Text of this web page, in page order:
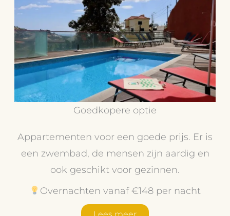
Goedkopere optie
Appartementen voor een goede prijs. Er is
een zwembad, de mensen zijn aardig en
ook geschikt voor gezinnen.
Overnachten vanaf €148 per nacht
Lees meer